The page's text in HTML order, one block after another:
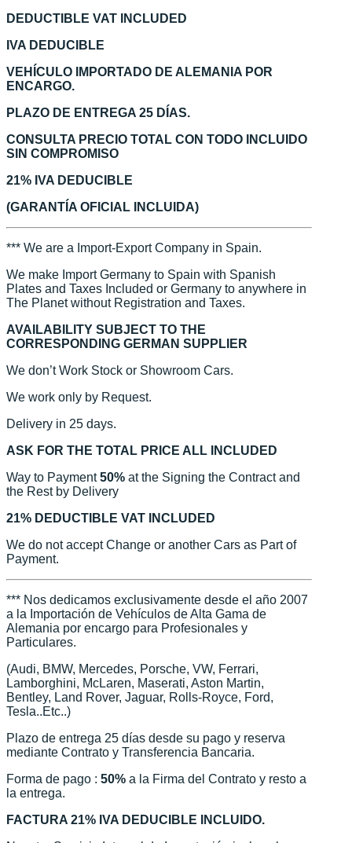
DEDUCTIBLE VAT INCLUDED
IVA DEDUCIBLE
VEHÍCULO IMPORTADO DE ALEMANIA POR
ENCARGO.
PLAZO DE ENTREGA 25 DÍAS.
CONSULTA PRECIO TOTAL CON TODO INCLUIDO
SIN COMPROMISO
21% IVA DEDUCIBLE
(GARANTÍA OFICIAL INCLUIDA)
*** We are a Import-Export Company in Spain.
We make Import Germany to Spain with Spanish
Plates and Taxes Included or Germany to anywhere in
The Planet without Registration and Taxes.
AVAILABILITY SUBJECT TO THE
CORRESPONDING GERMAN SUPPLIER
We don’t Work Stock or Showroom Cars.
We work only by Request.
Delivery in 25 days.
ASK FOR THE TOTAL PRICE ALL INCLUDED
Way to Payment50% at the Signing the Contract and
the Rest by Delivery
21% DEDUCTIBLE VAT INCLUDED
We do not accept Change or another Cars as Part of
Payment.
*** Nos dedicamos exclusivamente desde el año 2007
a la Importación de Vehículos de Alta Gama de
Alemania por encargo para Profesionales y
Particulares.
(Audi, BMW, Mercedes, Porsche, VW, Ferrari,
Lamborghini, McLaren, Maserati, Aston Martin,
Bentley, Land Rover, Jaguar, Rolls-Royce, Ford,
Tesla..Etc..)
Plazo de entrega 25 días desde su pago y reserva
mediante Contrato y Transferencia Bancaria.
Forma de pago : 50% a la Firma del Contrato y resto a
la entrega.
FACTURA 21% IVA DEDUCIBLE INCLUIDO.